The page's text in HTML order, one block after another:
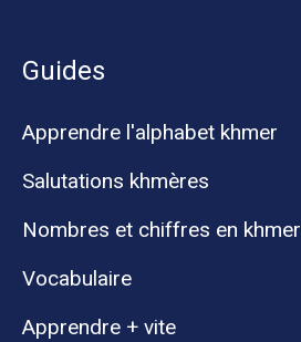
Guides
Apprendre l'alphabet khmer
Salutations khmères
Nombres et chiffres en khmer
Vocabulaire
Apprendre + vite